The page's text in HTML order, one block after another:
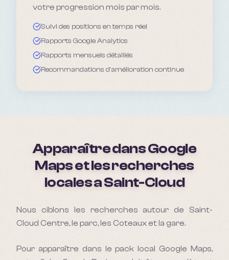
votre progression mois par mois.
Suivi des positions en temps réel
Rapports Google Analytics
Rapports mensuels détaillés
Recommandations d'amélioration continue
Apparaître dans Google
Maps et les recherches
locales aSaint-Cloud
Nous ciblons les recherches autour de Saint-
Cloud Centre, le parc, les Coteaux et la gare.
Pour apparaître dans le pack local Google Maps,